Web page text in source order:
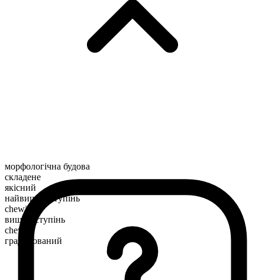
морфологічна будова
складене
якісний
найвищий ступінь
chewiest
вищий ступінь
chewier
градуйований